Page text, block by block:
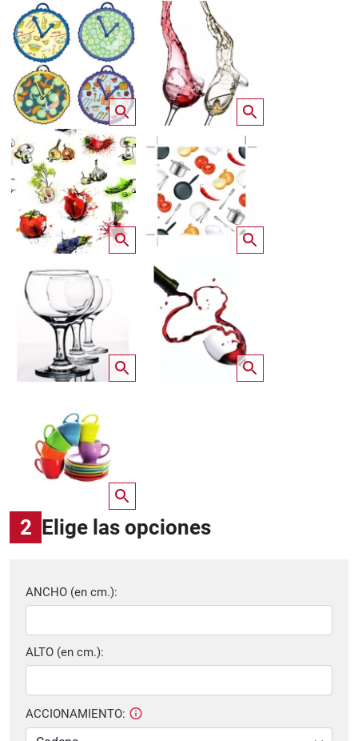
2 Elige las opciones
ANCHO (en cm.):
ALTO (en cm.):
ACCIONAMIENTO: